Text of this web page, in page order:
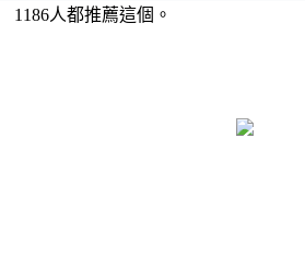
1186人都推薦這個。